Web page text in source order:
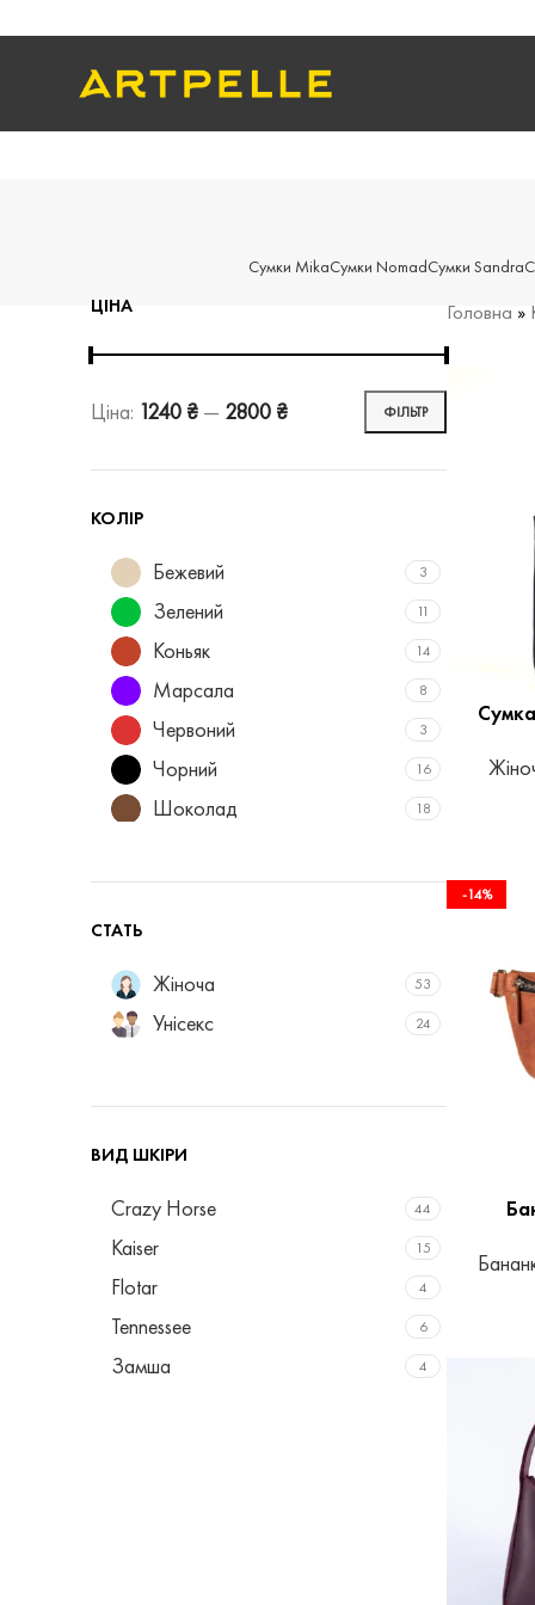
Сумки MikaСумки NomadСумки Sandra
ЦІНА
ФІЛЬТР
Ціна: 1240 ₴ — 2800 ₴
КОЛІР
Бежевий 3
Зелений 11
Коньяк 14
Марсала 8
Червоний 3
Чорний 16
Шоколад 18
Капучіно 2
СТАТЬ
Жіноча 53
Унісекс 24
ВИД ШКІРИ
Crazy Horse 44
Kaiser 15
Flotar 4
Tennessee 6
Замша 4
Головна »
-14%